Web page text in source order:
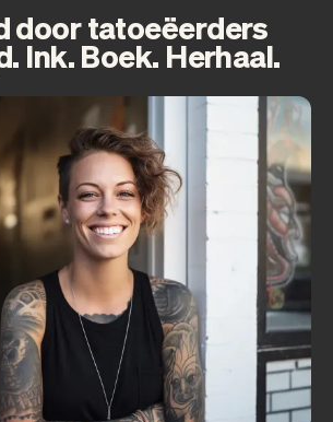
door tatoeëerders
Ink. Boek. Herhaal.